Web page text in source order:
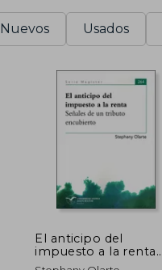
Nuevos Usados
El anticipo del
impuesto a la renta.
Señales de un tributo